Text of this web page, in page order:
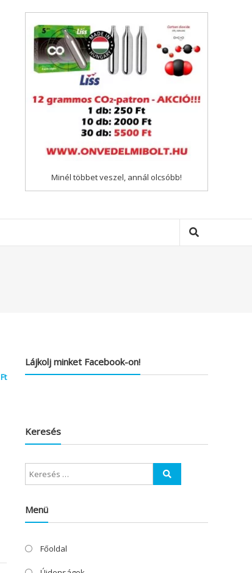
Minél többet veszel, annál olcsóbb!
Ft
Lájkolj minket Facebook-on!
Keresés
Menü
Főoldal